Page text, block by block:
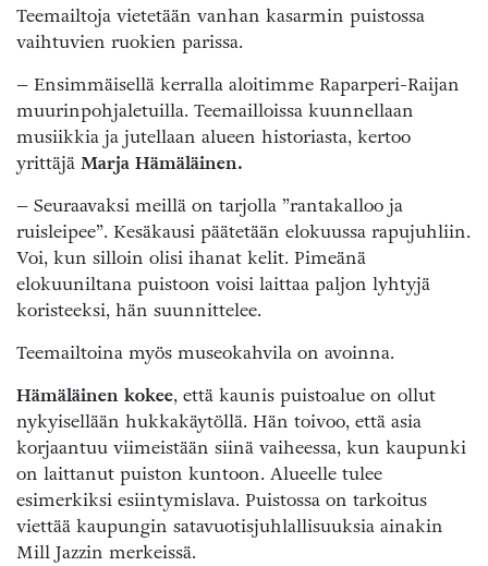
Teemailtoja vietetään vanhan kasarmin puistossa
vaihtuvien ruokien parissa.
– Ensimmäisellä kerralla aloitimme Raparperi-Raijan
muurinpohjaletuilla. Teemailloissa kuunnellaan
musiikkia ja jutellaan alueen historiasta, kertoo
yrittäjä Marja Hämäläinen.
– Seuraavaksi meillä on tarjolla ”rantakalloo ja
ruisleipee”. Kesäkausi päätetään elokuussa rapujuhliin.
Voi, kun silloin olisi ihanat kelit. Pimeänä
elokuuniltana puistoon voisi laittaa paljon lyhtyjä
koristeeksi, hän suunnittelee.
Teemailtoina myös museokahvila on avoinna.
Hämäläinen kokee, että kaunis puistoalue on ollut
nykyisellään hukkakäytöllä. Hän toivoo, että asia
korjaantuu viimeistään siinä vaiheessa, kun kaupunki
on laittanut puiston kuntoon. Alueelle tulee
esimerkiksi esiintymislava. Puistossa on tarkoitus
viettää kaupungin satavuotisjuhlallisuuksia ainakin
Mill Jazzin merkeissä.